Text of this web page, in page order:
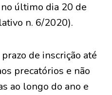
último dia 20 de
n. 6/2020).
de inscrição até
precatórios e não
ao longo do ano e